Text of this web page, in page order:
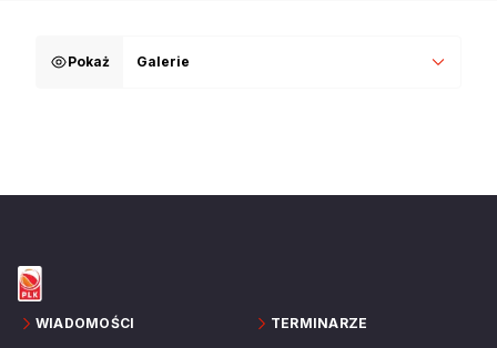
Pokaż Galerie
WIADOMOŚCI TERMINARZE